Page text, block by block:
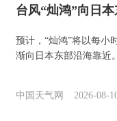
台风“灿鸿”向日
预计，“灿鸿”将以每小
渐向日本东部沿海靠近
中国天气网 2026-08-